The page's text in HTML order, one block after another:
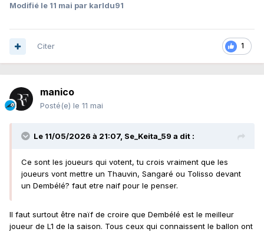
Modifié le 11 mai par karldu91
1
Citer
manico
Posté(e) le 11 mai
Le 11/05/2026 à 21:07, Se_Keita_59 a dit :
Ce sont les joueurs qui votent, tu crois vraiment que les
joueurs vont mettre un Thauvin, Sangaré ou Tolisso devant
un Dembélé? faut etre naif pour le penser.
Il faut surtout être naïf de croire que Dembélé est le meilleur
joueur de L1 de la saison. Tous ceux qui connaissent le ballon ont